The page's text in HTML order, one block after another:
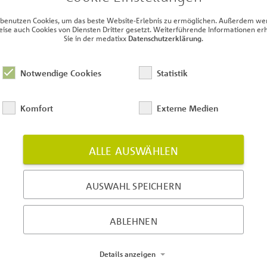
zu Einschränkungen beim Einsatz der
heute detaillierte Informationen zu Einschränkungen
"PDF Download" über die Details sowie den vollständigen
steht zur Verfügung
ab sofort online im Bereich "Downloads" zur Verfügung.
Cookies, um das beste Website-Erlebnis zu ermöglichen. Außerdem
auch Cookies von Diensten Dritter gesetzt. Weiterführende Informationen
Sie in der medatixx Datenschutzerklärung.
Notwendige Cookies Statistik
Komfort Externe Medien
ALLE AUSWÄHLEN
AUSWAHL SPEICHERN
ABLEHNEN
Details anzeigen